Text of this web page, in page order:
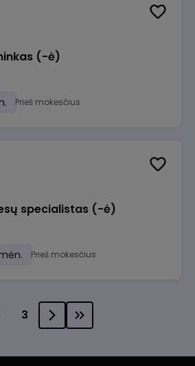
(-ė)
Prieš mokesčius
specialistas (-ė)
Prieš mokesčius
3